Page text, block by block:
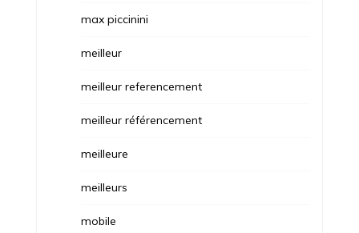
max piccinini
meilleur
meilleur referencement
meilleur référencement
meilleure
meilleurs
mobile